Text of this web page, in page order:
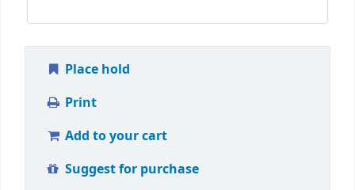
Place hold
Print
Add to your cart
Suggest for purchase